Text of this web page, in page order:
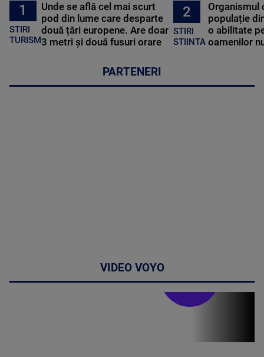
1
STIRI
TURISM
Unde se află cel mai scurt
pod din lume care desparte
două țări europene. Are doar
3 metri și două fusuri orare
2
STIRI
STIINTA
Organismul
populație
o abilitate
oamenilor
PARTENERI
VIDEO VOYO